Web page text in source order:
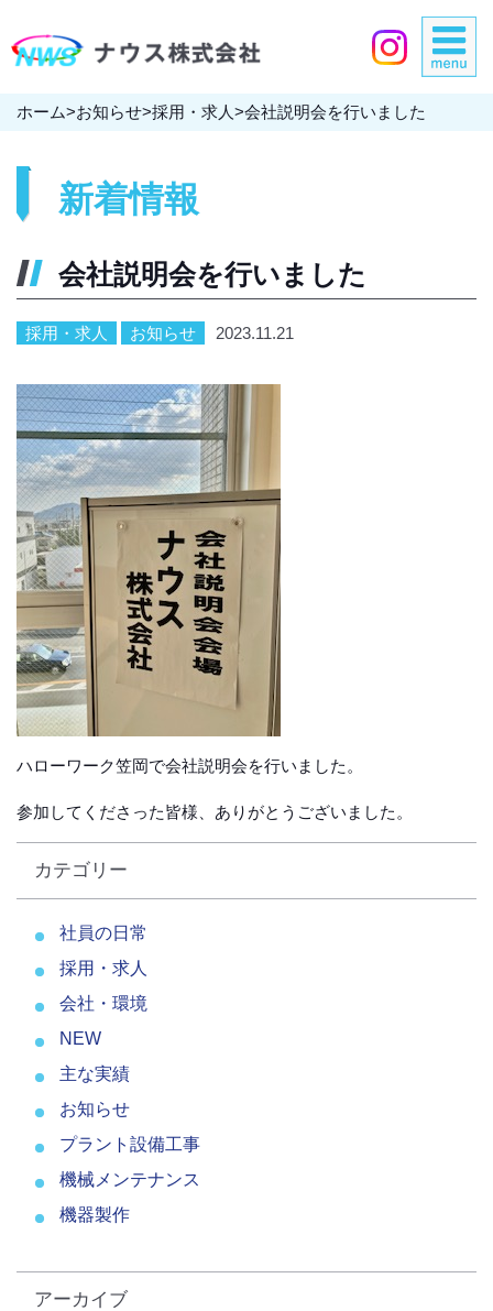
ホーム>お知らせ>採用・求人>会社説明会を行いました
新着情報
会社説明会を行いました
採用・求人 お知らせ 2023.11.21
ハローワーク笠岡で会社説明会を行いました。
参加してくださった皆様、ありがとうございました。
カテゴリー
社員の日常
採用・求人
会社・環境
NEW
主な実績
お知らせ
プラント設備工事
機械メンテナンス
機器製作
アーカイブ